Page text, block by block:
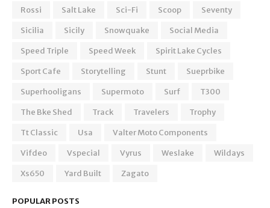
Rossi
Salt Lake Sci-Fi Scoop
Seventy
Sicilia
Sicily Snowquake
Social Media
Speed Triple
Speed Week
Spirit Lake Cycles
Sport Cafe
Storytelling Stunt
Sueprbike
Superhooligans
Supermoto Surf
T300
The Bke Shed
Track Travelers
Trophy
Tt Classic
Usa
Valter Moto Components
Vifdeo
Vspecial Vyrus Weslake
Wildays
Xs650
Yard Built Zagato
POPULAR POSTS